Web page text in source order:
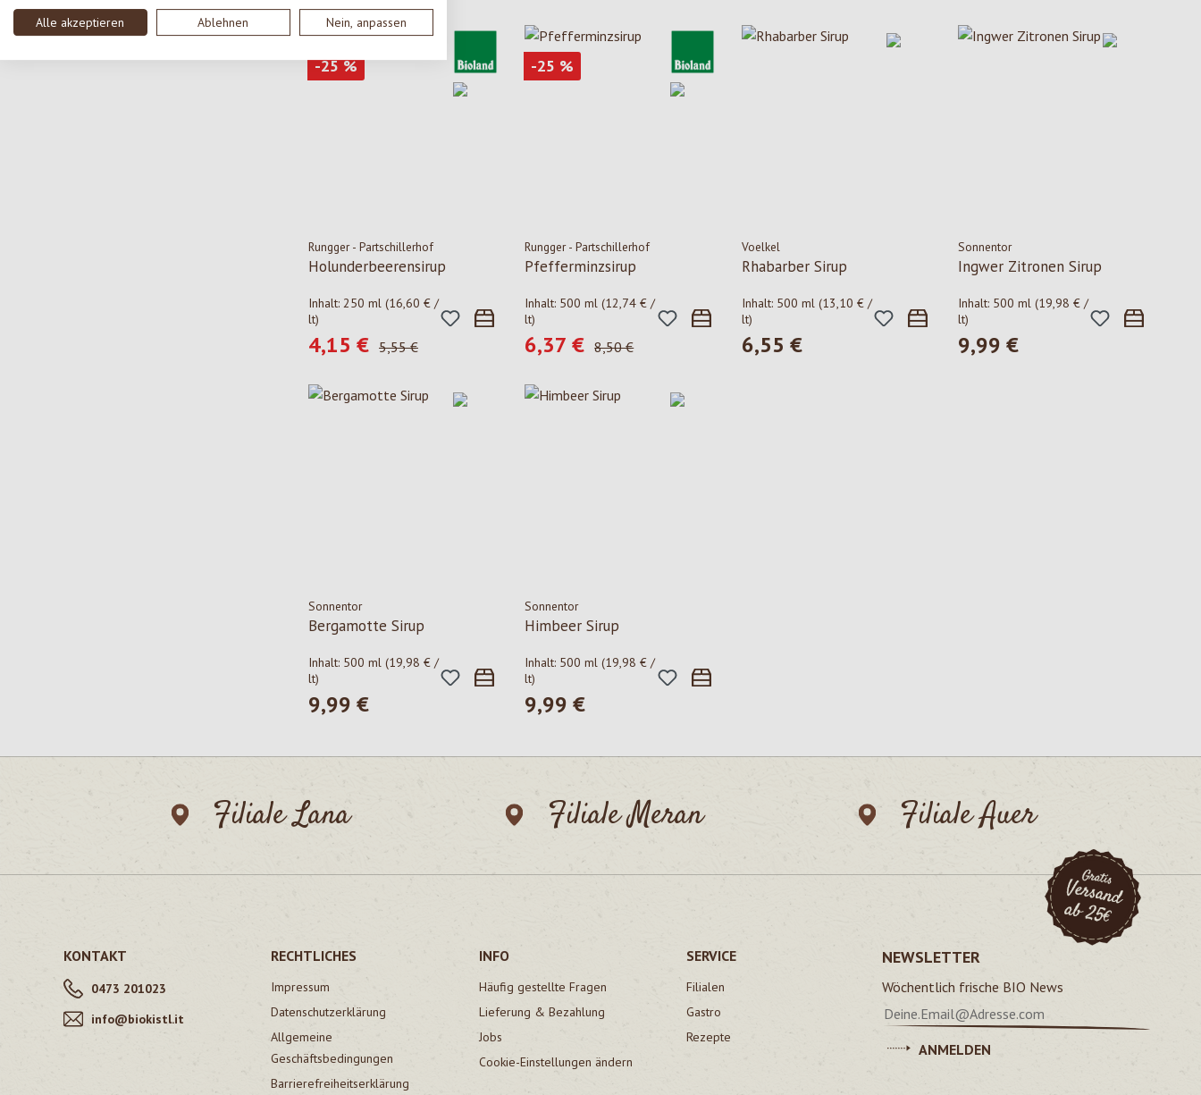
Alle akzeptieren Ablehnen Nein, anpassen
-25Rabatt
%
Rungger - Partschillerhof
Holunderbeerensirup
Inhalt: 250 ml (16,60 € /
lt)
Verkaufspreis:
4,15 € Regulärer Preis:
5,55 €
-25 Rabatt
%
Rungger - Partschillerhof
Pfefferminzsirup
Inhalt: 500 ml(12,74 € /
lt)
Verkaufspreis:
6,37 € Regulärer Preis:
8,50 €
Voelkel
Rhabarber Sirup
Inhalt: 500 ml (13,10 € /
lt)
Regulärer Preis:
6,55 €
Sonnentor
Ingwer Zitronen Sirup
Inhalt: 500 ml (19,98 € /
lt)
Regulärer Preis:
9,99 €
Sonnentor
Bergamotte Sirup
Inhalt: 500 ml (19,98 € /
lt)
Regulärer Preis:
9,99 €
Sonnentor
Himbeer Sirup
Inhalt: 500 ml(19,98 € /
lt)
Regulärer Preis:
9,99 €
Filiale Lana Filiale Meran Filiale Auer
KONTAKT
0473 201023
info@biokistl.it
RECHTLICHES
Impressum
Datenschutzerklärung
Allgemeine
Geschäftsbedingungen
Barrierefreiheitserklärung
INFO
Häufig gestellte Fragen
Lieferung & Bezahlung
Jobs
Cookie-Einstellungen ändern
SERVICE
Filialen
Gastro
Rezepte
NEWSLETTER
Wöchentlich frische BIO News
ANMELDEN